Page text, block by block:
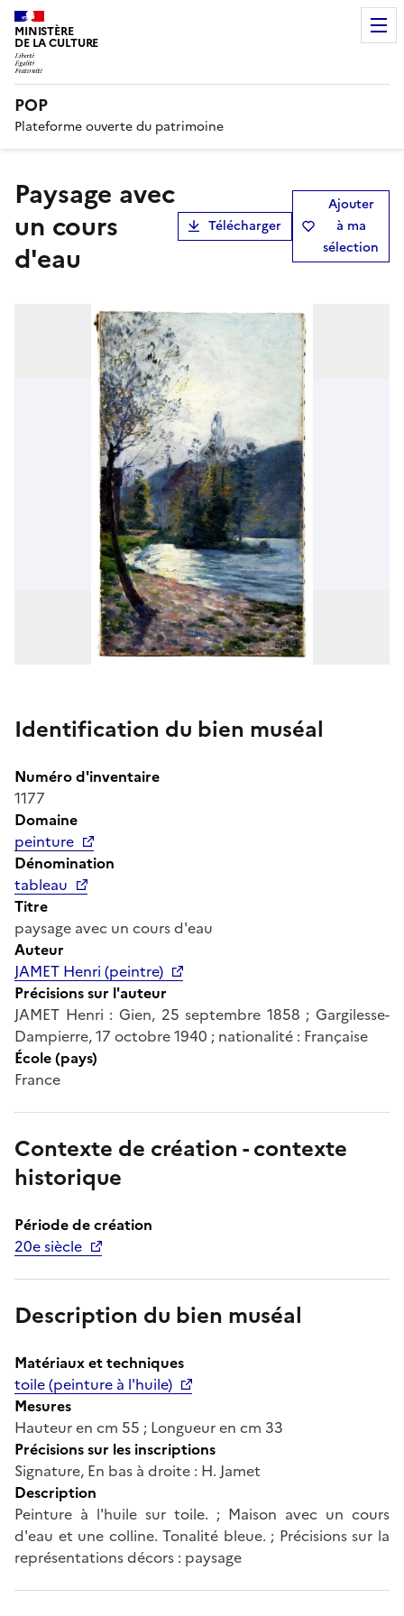
MINISTÈRE
DE LA CULTURE
POP
Plateforme ouverte du patrimoine
paysage avec
un cours
d'eau
Télécharger
Ajouter
à ma
sélection
Identification du bien muséal
Numéro d'inventaire
1177
Domaine
peinture
Dénomination
tableau
Titre
paysage avec un cours d'eau
Auteur
JAMET Henri (peintre)
Précisions sur l'auteur
JAMET Henri : Gien, 25 septembre 1858 ; Gargilesse-
Dampierre, 17 octobre 1940 ; nationalité : Française
École (pays)
France
Contexte de création - contexte
historique
Période de création
20e siècle
Description du bien muséal
Matériaux et techniques
toile (peinture à l'huile)
Mesures
Hauteur en cm 55 ; Longueur en cm 33
Précisions sur les inscriptions
Signature, En bas à droite : H. Jamet
Description
Peinture à l'huile sur toile. ; Maison avec un cours
d'eau et une colline. Tonalité bleue. ; Précisions sur la
représentations décors : paysage